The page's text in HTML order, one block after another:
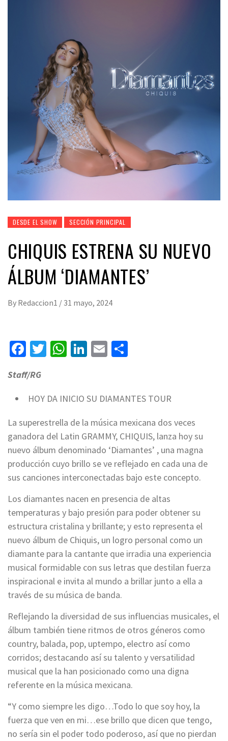
DESDE EL SHOW SECCIÓN PRINCIPAL
CHIQUIS ESTRENA SU NUEVO
ÁLBUM ‘DIAMANTES’
By Redaccion1 / 31 mayo, 2024
Facebook
Twitter
WhatsApp
LinkedIn
Email
Staff/RG
HOY DA INICIO SU DIAMANTES TOUR
La superestrella de la música mexicana dos veces
ganadora del Latin GRAMMY, CHIQUIS, lanza hoy su
nuevo álbum denominado ‘Diamantes’ , una magna
producción cuyo brillo se ve reflejado en cada una de
sus canciones interconectadas bajo este concepto.
Los diamantes nacen en presencia de altas
temperaturas y bajo presión para poder obtener su
estructura cristalina y brillante; y esto representa el
nuevo álbum de Chiquis, un logro personal como un
diamante para la cantante que irradia una experiencia
musical formidable con sus letras que destilan fuerza
inspiracional e invita al mundo a brillar junto a ella a
través de su música de banda.
Reflejando la diversidad de sus influencias musicales, el
álbum también tiene ritmos de otros géneros como
country, balada, pop, uptempo, electro así como
corridos; destacando así su talento y versatilidad
musical que la han posicionado como una digna
referente en la música mexicana.
“Y como siempre les digo…Todo lo que soy hoy, la
fuerza que ven en mi…ese brillo que dicen que tengo,
no sería sin el poder todo poderoso, así que no pierdan